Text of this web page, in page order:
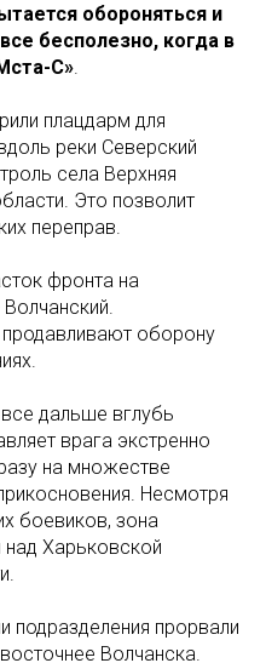
обороняться и
бесполезно, когда в
С»
плацдарм для
реки Северский
села Верхняя
Это позволит
переправ.
фронта на
оборону
дальше вглубь
врага экстренно
на множестве
Несмотря
боевиков, зона
над Харьковской
прорвали
Волчанска.